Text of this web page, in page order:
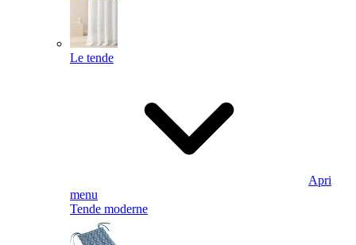
Le tende
Apri
menu
Tende moderne